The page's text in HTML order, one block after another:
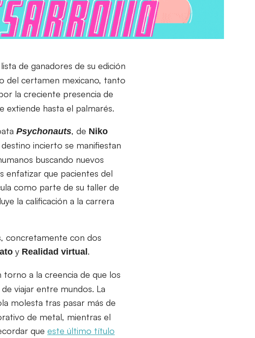
de ganadores de su edición
del certamen mexicano, tanto
la creciente presencia de
extiende hasta el palmarés.
Psychonauts, de Niko
incierto se manifiestan
buscando nuevos
enfatizar que pacientes del
como parte de su taller de
la calificación a la carrera
concretamente con dos
y Realidad virtual.
torno a la creencia de que los
viajar entre mundos. La
molesta tras pasar más de
de metal, mientras el
que este último título